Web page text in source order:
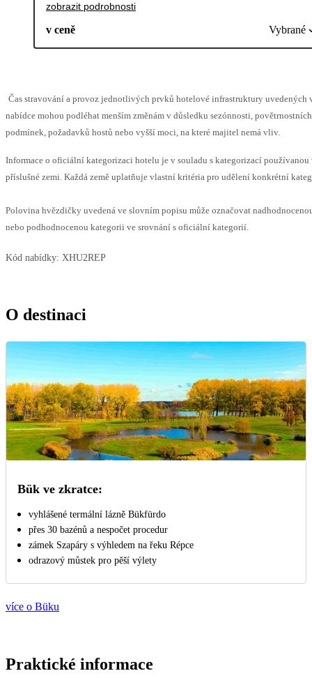
zobrazit podrobnosti
v ceně Vybrané
Čas stravování a provoz jednotlivých prvků hotelové infrastruktury uvedených
nabídce mohou podléhat menším změnám v důsledku sezónnosti, povětrnostních
podmínek, požadavků hostů nebo vyšší moci, na které majitel nemá vliv.
Informace o oficiální kategorizaci hotelu je v souladu s kategorizací používanou
příslušné zemi. Každá země uplatňuje vlastní kritéria pro udělení konkrétní
Polovina hvězdičky uvedená ve slovním popisu může označovat
nebo podhodnocenou kategorii ve srovnání s oficiální kategorií.
Kód nabídky: XHU2REP
O destinaci
Bük ve zkratce:
vyhlášené termální lázně Bükfürdo
přes 30 bazénů a nespočet procedur
zámek Szapáry s výhledem na řeku Répce
odrazový můstek pro pěší výlety
více o Büku
Praktické informace